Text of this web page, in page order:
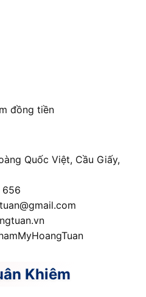
đồng tiền
Quốc Việt, Cầu Giấy,
656
Khiêm